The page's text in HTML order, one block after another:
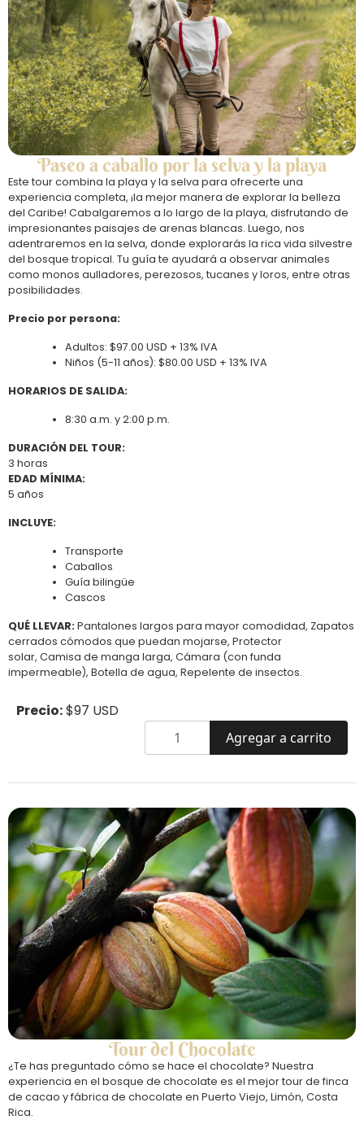
Paseo a caballo por la selva y la playa
Este tour combina la playa y la selva para ofrecerte una
experiencia completa, ¡la mejor manera de explorar la belleza
del Caribe! Cabalgaremos a lo largo de la playa, disfrutando de
impresionantes paisajes de arenas blancas. Luego, nos
adentraremos en la selva, donde explorarás la rica vida silvestre
del bosque tropical. Tu guía te ayudará a observar animales
como monos aulladores, perezosos, tucanes y loros, entre otras
posibilidades.
Precio por persona:
Adultos: $97.00 USD + 13% IVA
Niños (5-11 años): $80.00 USD + 13% IVA
HORARIOS DE SALIDA:
8:30 a.m. y 2:00 p.m.
DURACIÓN DEL TOUR:
3 horas
EDAD MÍNIMA:
5 años
INCLUYE:
Transporte
Caballos
Guía bilingüe
Cascos
QUÉ LLEVAR: Pantalones largos para mayor comodidad, Zapatos
cerrados cómodos que puedan mojarse, Protector
solar, Camisa de manga larga, Cámara (con funda
impermeable), Botella de agua, Repelente de insectos.
Precio:$97 USD
Agregar a carrito
Tour del Chocolate
¿Te has preguntado cómo se hace el chocolate? Nuestra
experiencia en el bosque de chocolate es el mejor tour de finca
de cacao y fábrica de chocolate en Puerto Viejo, Limón, Costa
Rica.